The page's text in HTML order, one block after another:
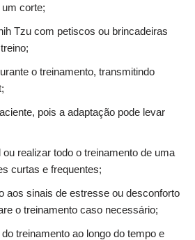
corte;
Tzu com petiscos ou brincadeiras
o treinamento, transmitindo
pois a adaptação pode levar
realizar todo o treinamento de uma
curtas e frequentes;
aos sinais de estresse ou desconforto
o treinamento caso necessário;
treinamento ao longo do tempo e